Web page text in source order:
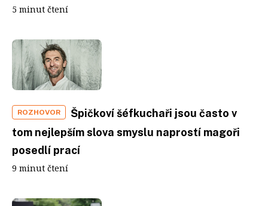
5 minut čtení
ROZHOVOR
Špičkoví šéfkuchaři jsou často v
tom nejlepším slova smyslu naprostí magoři
posedlí prací
9 minut čtení